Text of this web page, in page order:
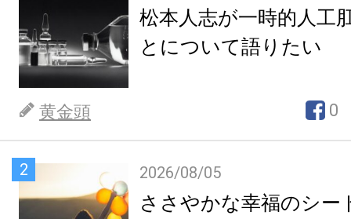
松本人志が一時的人工
とについて語りたい
黄金頭 0
2 2026/08/05
ささやかな幸福のシー